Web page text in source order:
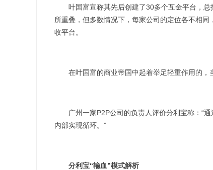
叶国富宣称其先后创建了30多个互金平台，总投
所重叠，但多数情况下，每家公司的定位各不相
收平台。
在叶国富的商业帝国中起着举足轻重作用的，
广州一家P2P公司的负责人评价分利宝称：“通
内部实现循环。”
分利宝“输血”模式解析